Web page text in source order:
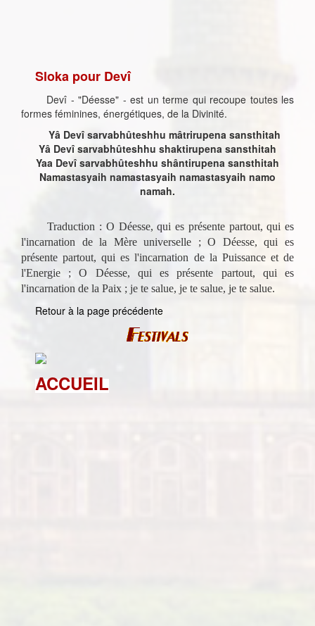
Sloka pour Devî
Devî - "Déesse" - est un terme qui recoupe toutes les
formes féminines, énergétiques, de la Divinité.
Yâ Devî sarvabhûteshhu mâtrirupena sansthitah
Yâ Devî sarvabhûteshhu shaktirupena sansthitah
Yaa Devî sarvabhûteshhu shântirupena sansthitah
Namastasyaih namastasyaih namastasyaih namo
namah.
Traduction : O Déesse, qui es présente partout, qui es
l'incarnation de la Mère universelle ; O Déesse, qui es
présente partout, qui es l'incarnation de la Puissance et de
l'Energie ; O Déesse, qui es présente partout, qui es
l'incarnation de la Paix ; je te salue, je te salue, je te salue.
Retour à la page précédente
ACCUEIL